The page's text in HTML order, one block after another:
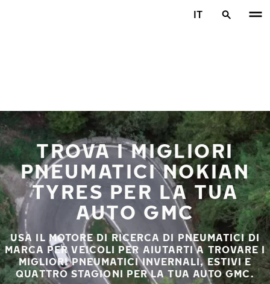
IT
TROVA I MIGLIORI
PNEUMATICI NOKIAN
TYRES PER LA TUA
AUTO GMC
USA IL MOTORE DI RICERCA DI PNEUMATICI DI
MARCA PER VEICOLI PER AIUTARTI A TROVARE I
MIGLIORI PNEUMATICI INVERNALI, ESTIVI E
QUATTRO STAGIONI PER LA TUA AUTO GMC.